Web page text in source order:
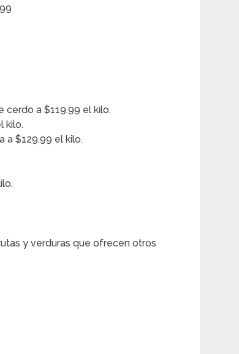
cerdo a $119.99 el kilo.
kilo.
a $129.99 el kilo.
y verduras que ofrecen otros